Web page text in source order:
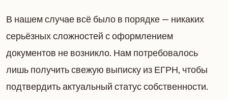
В нашем случае всё было в порядке — никаких
серьёзных сложностей с оформлением
документов не возникло. Нам потребовалось
лишь получить свежую выписку из ЕГРН, чтобы
подтвердить актуальный статус собственности.